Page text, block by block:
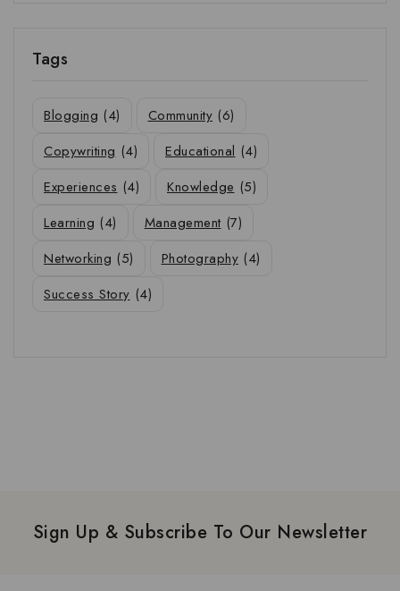
Tags
Blogging (4) Community (6)
Copywriting (4) Educational (4)
Experiences (4) Knowledge (5)
Learning (4) Management (7)
Networking (5) Photography (4)
Success Story (4)
Sign Up & Subscribe To Our Newsletter